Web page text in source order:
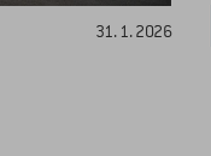
31. 1. 2026